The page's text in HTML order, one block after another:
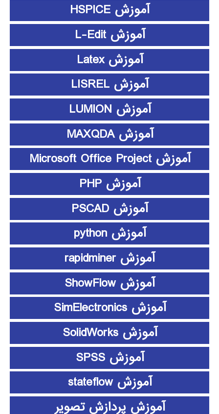
آموزش HSPICE
آموزش L-Edit
آموزش Latex
آموزش LISREL
آموزش LUMION
آموزش MAXQDA
آموزش Microsoft Office Project
آموزش PHP
آموزش PSCAD
آموزش python
آموزش rapidminer
آموزش ShowFlow
آموزش SimElectronics
آموزش SolidWorks
آموزش SPSS
آموزش stateflow
آموزش پردازش تصویر